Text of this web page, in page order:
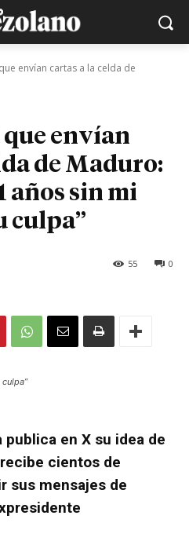
envían cartas a la celda de
envían
de Maduro:
años sin mi
culpa”
0
55
publica en X su idea de
cientos de
sus mensajes de